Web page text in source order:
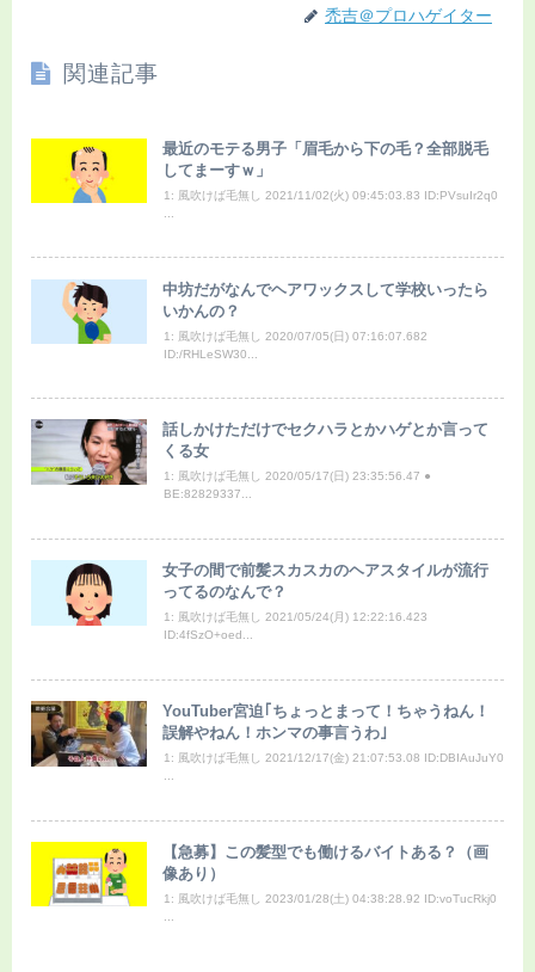
禿吉＠プロハゲイター
関連記事
最近のモテる男子「眉毛から下の毛？全部脱毛
してまーすｗ」
1: 風吹けば毛無し 2021/11/02(火) 09:45:03.83 ID:PVsuIr2q0
中坊だがなんでヘアワックスして学校いったら
いかんの？
1: 風吹けば毛無し 2020/07/05(日) 07:16:07.682
ID:/RHLeSW30...
話しかけただけでセクハラとかハゲとか言って
くる女
1: 風吹けば毛無し 2020/05/17(日) 23:35:56.47 ●
BE:82829337...
女子の間で前髪スカスカのヘアスタイルが流行
ってるのなんで？
1: 風吹けば毛無し 2021/05/24(月) 12:22:16.423
ID:4fSzO+oed...
YouTuber宮迫｢ちょっとまって！ちゃうねん！
誤解やねん！ホンマの事言うわ｣
1: 風吹けば毛無し 2021/12/17(金) 21:07:53.08 ID:DBIAuJuY0
...
【急募】この髪型でも働けるバイトある？（画
像あり）
1: 風吹けば毛無し 2023/01/28(土) 04:38:28.92 ID:voTucRkj0
...